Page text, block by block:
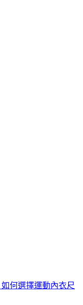
如何選擇運動內衣尺